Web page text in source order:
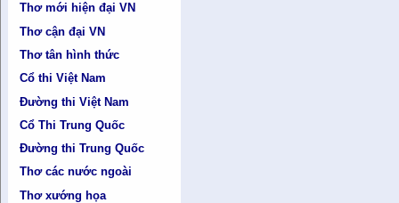
Thơ mới hiện đại VN
Thơ cận đại VN
Thơ tân hình thức
Cổ thi Việt Nam
Đường thi Việt Nam
Cổ Thi Trung Quốc
Đường thi Trung Quốc
Thơ các nước ngoài
Thơ xướng họa